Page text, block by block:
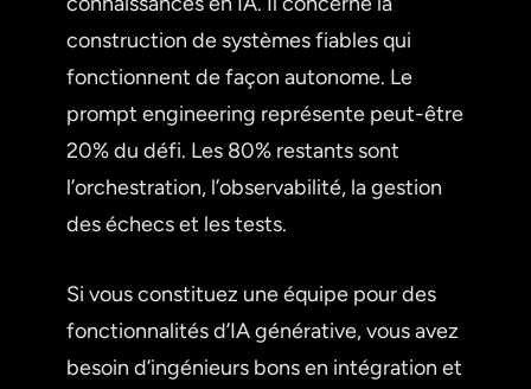
construction de systèmes fiables qui
fonctionnent de façon autonome. Le
prompt engineering représente peut-être
20% du défi. Les 80% restants sont
l’orchestration, l’observabilité, la gestion
des échecs et les tests.
Si vous constituez une équipe pour des
fonctionnalités d’IA générative, vous avez
besoin d’ingénieurs bons en intégration et